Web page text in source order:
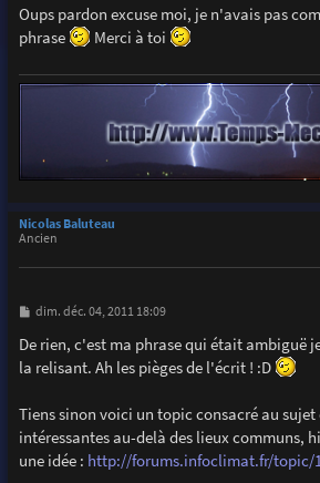
s
s
a
Oups pardon excuse moi, je n'avais pas
phrase
Merci à toi
Nicolas Baluteau
Ancien
M
s
s
a
dim. déc. 04, 2011 18:09
De rien, c'est ma phrase qui était ambiguë
la relisant. Ah les pièges de l'écrit ! :D
Tiens sinon voici un topic consacré au sujet
intéressantes au-delà des lieux communs,
une idée : http://forums.infoclimat.fr/topic/